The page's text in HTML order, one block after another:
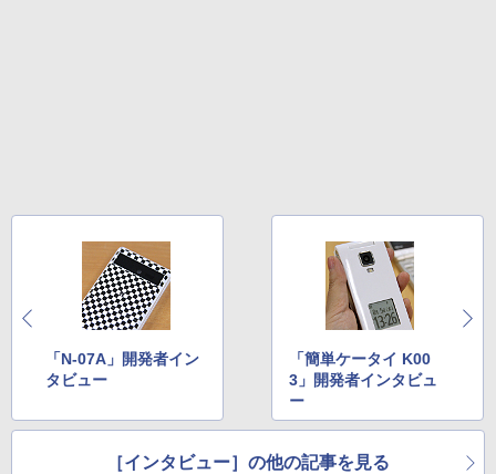
「N-07A」開発者イン
タビュー
「簡単ケータイ K00
3」開発者インタビュ
ー
［インタビュー］の他の記事を見る